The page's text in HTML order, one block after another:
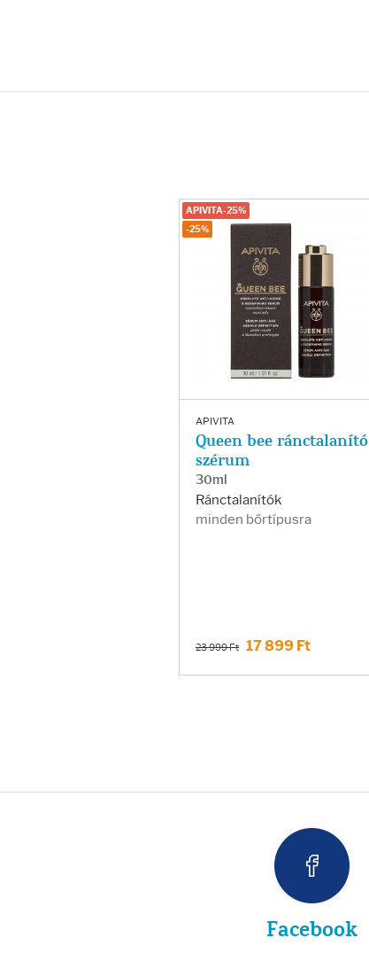
APIVITA
Queen bee ránctalanító
szérum
30ml
Ránctalanítók
minden bőrtípusra
23 999 Ft 17 899 Ft
APIVITA-25%
-25%
Facebook
AZ ÖSSZES TERMÉK